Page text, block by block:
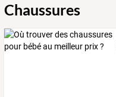
Chaussures